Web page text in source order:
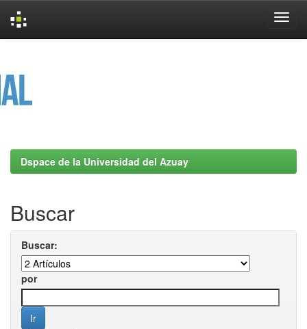
Dspace de la Universidad del Azuay
Buscar
Buscar:
por